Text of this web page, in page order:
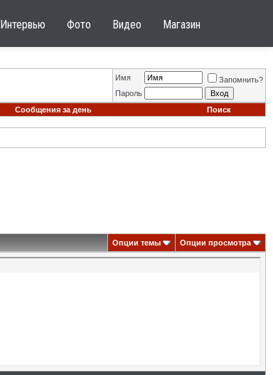
Интервью Фото Видео Магазин
Имя
Запомнить?
Пароль
Сообщения за день Поиск
Опции темы Опции просмотра